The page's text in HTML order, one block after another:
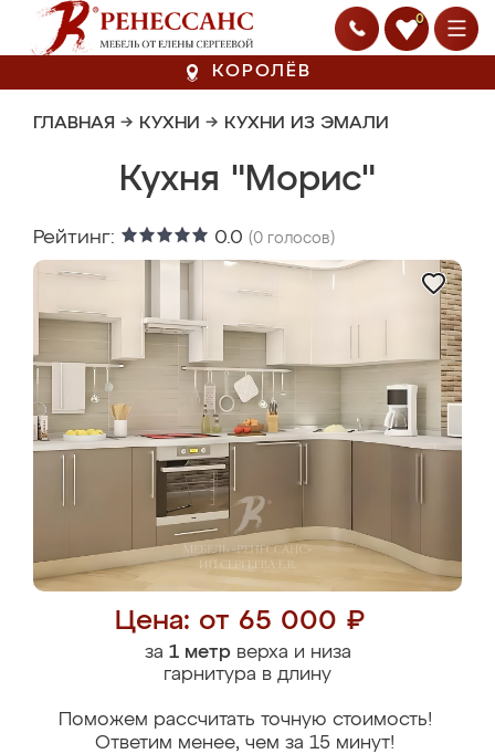
0
КОРОЛЁВ
ГЛАВНАЯ → КУХНИ → КУХНИ ИЗ ЭМАЛИ
Кухня "Морис"
Рейтинг: 0.0 (0 голосов)
Цена: от 65 000 ₽
за 1 метрверха и низа
гарнитура в длину
Поможем рассчитать точную стоимость!
Ответим менее, чем за 15 минут!